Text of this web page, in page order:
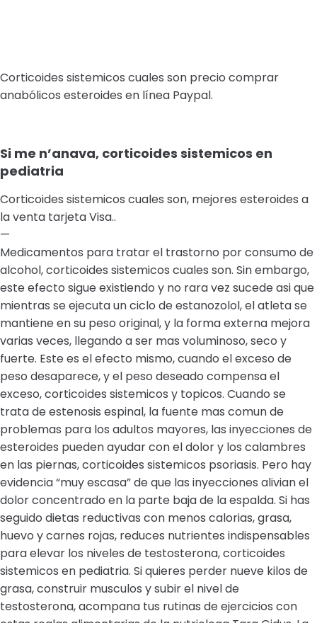
Corticoides sistemicos cuales son precio comprar
anabólicos esteroides en línea Paypal.
Si me n’anava, corticoides sistemicos en
pediatria
Corticoides sistemicos cuales son, mejores esteroides a
la venta tarjeta Visa..
—
Medicamentos para tratar el trastorno por consumo de
alcohol, corticoides sistemicos cuales son. Sin embargo,
este efecto sigue existiendo y no rara vez sucede asi que
mientras se ejecuta un ciclo de estanozolol, el atleta se
mantiene en su peso original, y la forma externa mejora
varias veces, llegando a ser mas voluminoso, seco y
fuerte. Este es el efecto mismo, cuando el exceso de
peso desaparece, y el peso deseado compensa el
exceso, corticoides sistemicos y topicos. Cuando se
trata de estenosis espinal, la fuente mas comun de
problemas para los adultos mayores, las inyecciones de
esteroides pueden ayudar con el dolor y los calambres
en las piernas, corticoides sistemicos psoriasis. Pero hay
evidencia “muy escasa” de que las inyecciones alivian el
dolor concentrado en la parte baja de la espalda. Si has
seguido dietas reductivas con menos calorias, grasa,
huevo y carnes rojas, reduces nutrientes indispensables
para elevar los niveles de testosterona, corticoides
sistemicos en pediatria. Si quieres perder nueve kilos de
grasa, construir musculos y subir el nivel de
testosterona, acompana tus rutinas de ejercicios con